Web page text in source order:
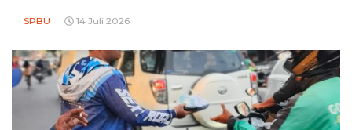
SPBU 14 Juli 2026